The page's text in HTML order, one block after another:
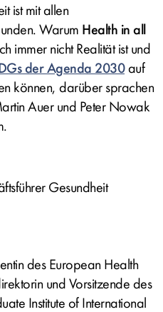
ist mit allen
Warum Health in all
immer nicht Realität ist und
der Agenda 2030auf
können, darüber sprachen
Auer und Peter Nowak
Gesundheit
des European Health
und Vorsitzende des
Institute of International